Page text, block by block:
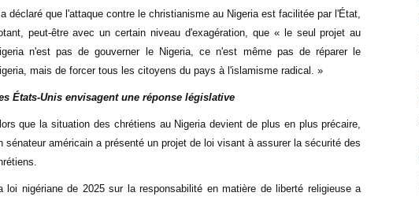
a déclaré que l'attaque contre le christianisme au Nigeria est facilitée par l'État,
peut-être avec un certain niveau d'exagération, que « le seul projet au
n'est pas de gouverner le Nigeria, ce n'est même pas de réparer le
mais de forcer tous les citoyens du pays à l'islamisme radical. »
États-Unis envisagent une réponse législative
que la situation des chrétiens au Nigeria devient de plus en plus précaire,
sénateur américain a présenté un projet de loi visant à assurer la sécurité des
loi nigériane de 2025 sur la responsabilité en matière de liberté religieuse a